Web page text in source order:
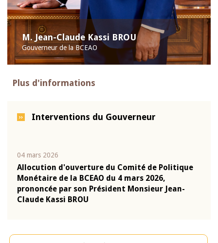
M. Jean-Claude Kassi BROU
Gouverneur de la BCEAO
Plus d'informations
Interventions du Gouverneur
04 mars 2026
Allocution d'ouverture du Comité de Politique
Monétaire de la BCEAO du 4 mars 2026,
prononcée par son Président Monsieur Jean-
Claude Kassi BROU